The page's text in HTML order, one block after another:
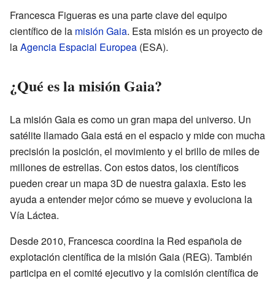
Francesca Figueras es una parte clave del equipo
científico de la misión Gaia. Esta misión es un proyecto de
laAgencia Espacial Europea (ESA).
¿Qué es la misión Gaia?
La misión Gaia es como un gran mapa del universo. Un
satélite llamado Gaia está en el espacio y mide con mucha
precisión la posición, el movimiento y el brillo de miles de
millones de estrellas. Con estos datos, los científicos
pueden crear un mapa 3D de nuestra galaxia. Esto les
ayuda a entender mejor cómo se mueve y evoluciona la
Vía Láctea.
Desde 2010, Francesca coordina la Red española de
explotación científica de la misión Gaia (REG). También
participa en el comité ejecutivo y la comisión científica de